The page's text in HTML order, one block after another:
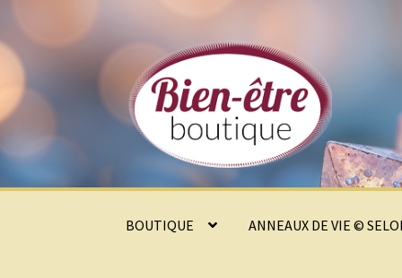
la
navigation
contenu
BOUTIQUE ANNEAUX DE VIE ©